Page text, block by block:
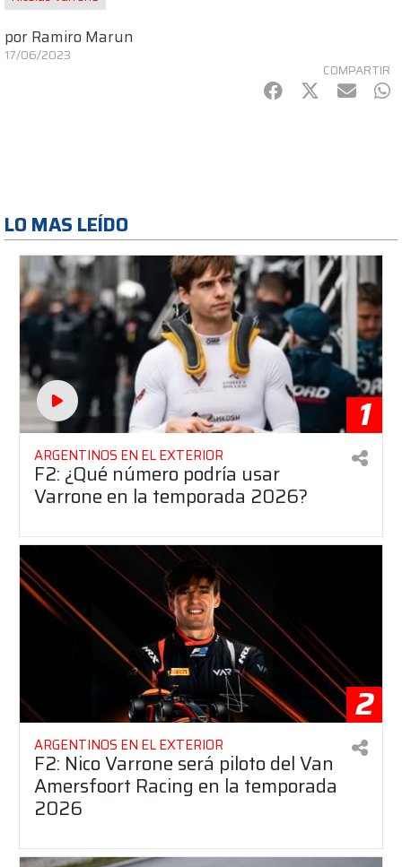
por Ramiro Marun
17/06/2023
COMPARTIR
Facebook
Twitter
mail
LO MAS LEÍDO
1
ARGENTINOS EN EL EXTERIOR
F2: ¿Qué número podría usar
Varrone en la temporada 2026?
2
ARGENTINOS EN EL EXTERIOR
F2: Nico Varrone será piloto del Van
Amersfoort Racing en la temporada
2026